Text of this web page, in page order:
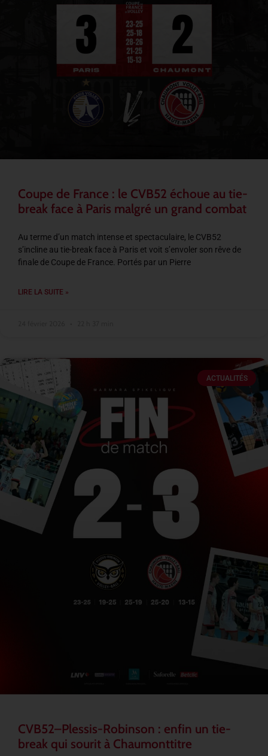
Coupe de France : le CVB52 échoue au tie-
break face à Paris malgré un grand combat
Au terme d’un match intense et spectaculaire, le CVB52
s’incline au tie-break face à Paris et voit s’envoler son rêve de
finale de Coupe de France. Portés par un Pierre
LIRE LA SUITE »
ACTUALITÉS
CVB52–Plessis-Robinson : enfin un tie-
break qui sourit à Chaumonttitre